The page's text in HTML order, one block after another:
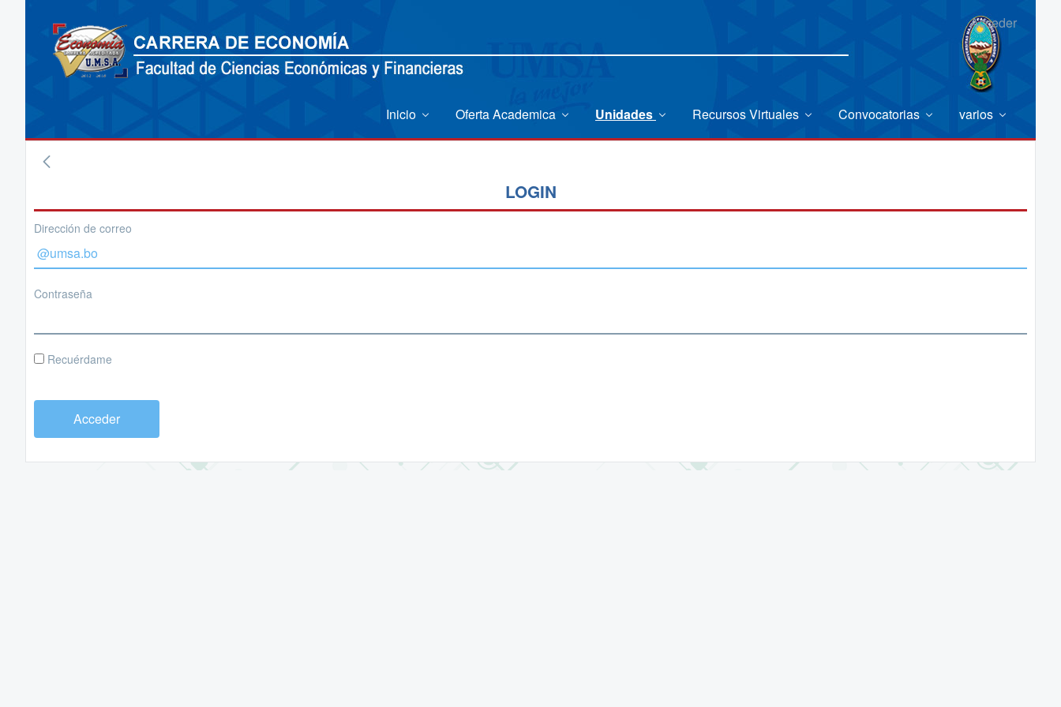
Acceder
Inicio Oferta Academica Unidades Recursos Virtuales Convocatorias varios
LOGIN
Dirección de correo
Contraseña
Recuérdame
Acceder